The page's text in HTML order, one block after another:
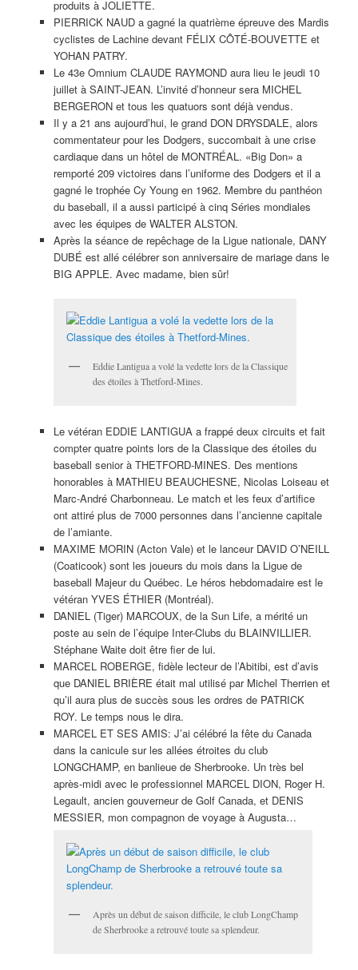
produits à JOLIETTE.
PIERRICK NAUD a gagné la quatrième épreuve des Mardis
cyclistes de Lachine devant FÉLIX CÔTÉ-BOUVETTE et
YOHAN PATRY.
Le 43e Omnium CLAUDE RAYMOND aura lieu le jeudi 10
juillet à SAINT-JEAN. L’invité d’honneur sera MICHEL
BERGERON et tous les quatuors sont déjà vendus.
Il y a 21 ans aujourd’hui, le grand DON DRYSDALE, alors
commentateur pour les Dodgers, succombait à une crise
cardiaque dans un hôtel de MONTRÉAL. «Big Don» a
remporté 209 victoires dans l’uniforme des Dodgers et il a
gagné le trophée Cy Young en 1962. Membre du panthéon
du baseball, il a aussi participé à cinq Séries mondiales
avec les équipes de WALTER ALSTON.
Après la séance de repêchage de la Ligue nationale, DANY
DUBÉ est allé célébrer son anniversaire de mariage dans le
BIG APPLE. Avec madame, bien sûr!
Eddie Lantigua a volé la vedette lors de la Classique
des étoiles à Thetford-Mines.
Le vétéran EDDIE LANTIGUA a frappé deux circuits et fait
compter quatre points lors de la Classique des étoiles du
baseball senior à THETFORD-MINES. Des mentions
honorables à MATHIEU BEAUCHESNE, Nicolas Loiseau et
Marc-André Charbonneau. Le match et les feux d’artifice
ont attiré plus de 7000 personnes dans l’ancienne capitale
de l’amiante.
MAXIME MORIN (Acton Vale) et le lanceur DAVID O’NEILL
(Coaticook) sont les joueurs du mois dans la Ligue de
baseball Majeur du Québec. Le héros hebdomadaire est le
vétéran YVES ÉTHIER (Montréal).
DANIEL (Tiger) MARCOUX, de la Sun Life, a mérité un
poste au sein de l’équipe Inter-Clubs du BLAINVILLIER.
Stéphane Waite doit être fier de lui.
MARCEL ROBERGE, fidèle lecteur de l’Abitibi, est d’avis
que DANIEL BRIÈRE était mal utilisé par Michel Therrien et
qu’il aura plus de succès sous les ordres de PATRICK
ROY. Le temps nous le dira.
MARCEL ET SES AMIS: J’ai célébré la fête du Canada
dans la canicule sur les allées étroites du club
LONGCHAMP, en banlieue de Sherbrooke. Un très bel
après-midi avec le professionnel MARCEL DION, Roger H.
Legault, ancien gouverneur de Golf Canada, et DENIS
MESSIER, mon compagnon de voyage à Augusta…
Après un début de saison difficile, le club LongChamp
de Sherbrooke a retrouvé toute sa splendeur.